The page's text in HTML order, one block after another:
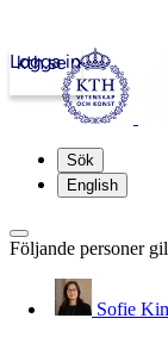
kth.se
Logga in
Sök
English
Följande personer
Sofie